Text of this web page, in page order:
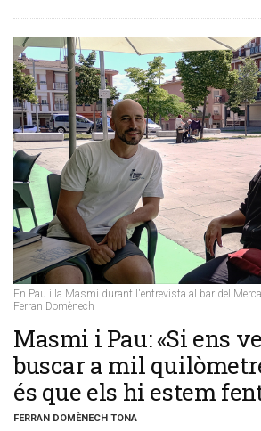
En Pau i la Masmi durant l'entrevista al bar del
Ferran Domènech
​Masmi i Pau: «Si ens
buscar a mil
és que els hi estem
FERRAN DOMÈNECH TONA